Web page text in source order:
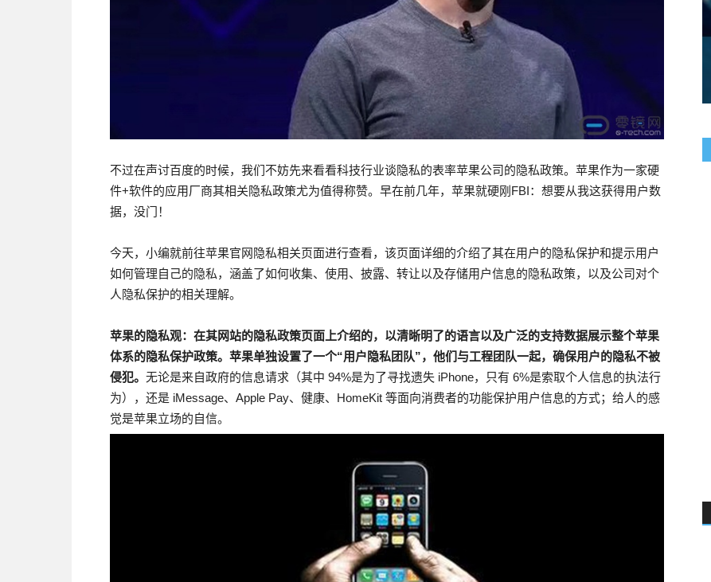
不过在声讨百度的时候，我们不妨先来看看科技行业谈隐私的表率苹果公司的隐私政策。苹果作为一家硬
件+软件的应用厂商其相关隐私政策尤为值得称赞。早在前几年，苹果就硬刚FBI：想要从我这获得用户数
据，没门！
今天，小编就前往苹果官网隐私相关页面进行查看，该页面详细的介绍了其在用户的隐私保护和提示用户
如何管理自己的隐私，涵盖了如何收集、使用、披露、转让以及存储用户信息的隐私政策，以及公司对个
人隐私保护的相关理解。
苹果的隐私观：在其网站的隐私政策页面上介绍的，以清晰明了的语言以及广泛的支持数据展示整个苹果
体系的隐私保护政策。苹果单独设置了一个“用户隐私团队”，他们与工程团队一起，确保用户的隐私不被
侵犯。 无论是来自政府的信息请求（其中 94%是为了寻找遗失 iPhone，只有 6%是索取个人信息的执法行
为），还是 iMessage、Apple Pay、健康、HomeKit 等面向消费者的功能保护用户信息的方式；给人的感
觉是苹果立场的自信。